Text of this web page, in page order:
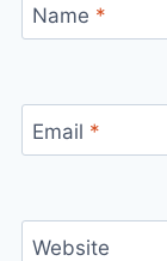
Name *
Email *
Website